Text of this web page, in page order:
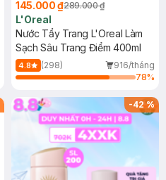
145.000 ₫289.000 ₫
L'Oreal
Nước Tẩy Trang L'Oreal Làm
Sạch Sâu Trang Điểm 400ml
4.8 (298)
916/tháng
78%
-42%